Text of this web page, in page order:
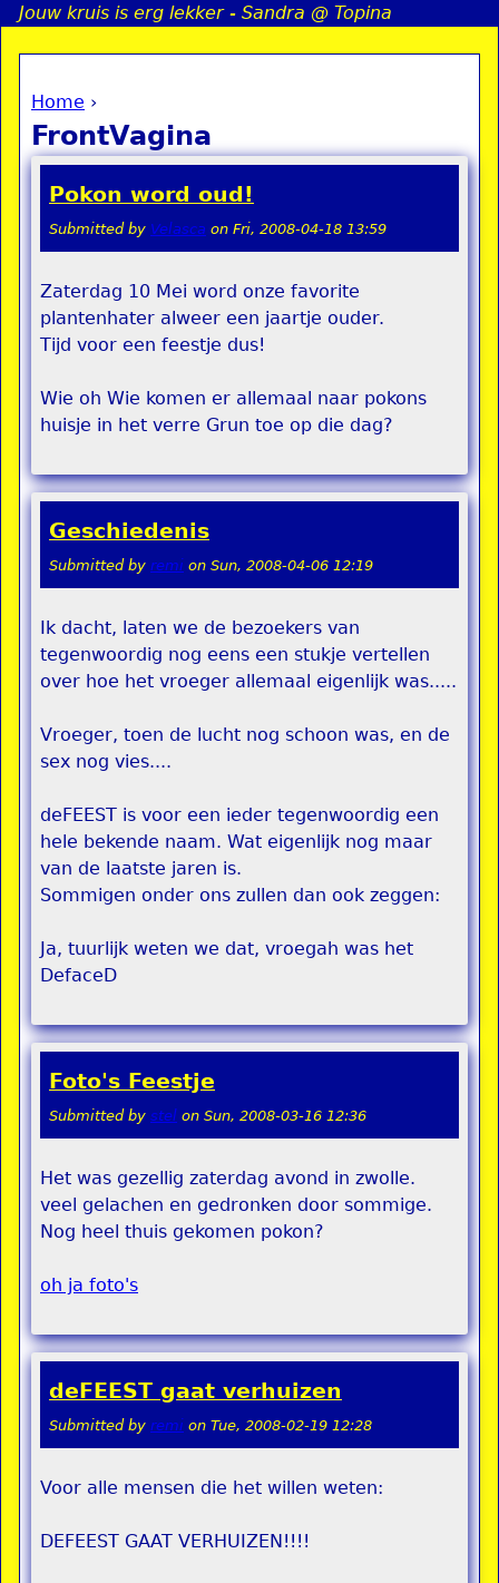
Jump to navigation
Jouw kruis is erg lekker - Sandra @ Topina
You are here
Home ›
FrontVagina
Pokon word oud!
Submitted by Velasca on Fri, 2008-04-18 13:59
Zaterdag 10 Mei word onze favorite
plantenhater alweer een jaartje ouder.
Tijd voor een feestje dus!
Wie oh Wie komen er allemaal naar pokons
huisje in het verre Grun toe op die dag?
Geschiedenis
Submitted by remi on Sun, 2008-04-06 12:19
Ik dacht, laten we de bezoekers van
tegenwoordig nog eens een stukje vertellen
over hoe het vroeger allemaal eigenlijk was.....
Vroeger, toen de lucht nog schoon was, en de
sex nog vies....
deFEEST is voor een ieder tegenwoordig een
hele bekende naam. Wat eigenlijk nog maar
van de laatste jaren is.
Sommigen onder ons zullen dan ook zeggen:
Ja, tuurlijk weten we dat, vroegah was het
DefaceD
Foto's Feestje
Submitted by stel on Sun, 2008-03-16 12:36
Het was gezellig zaterdag avond in zwolle.
veel gelachen en gedronken door sommige.
Nog heel thuis gekomen pokon?
oh ja foto's
deFEEST gaat verhuizen
Submitted by remi on Tue, 2008-02-19 12:28
Voor alle mensen die het willen weten:
DEFEEST GAAT VERHUIZEN!!!!